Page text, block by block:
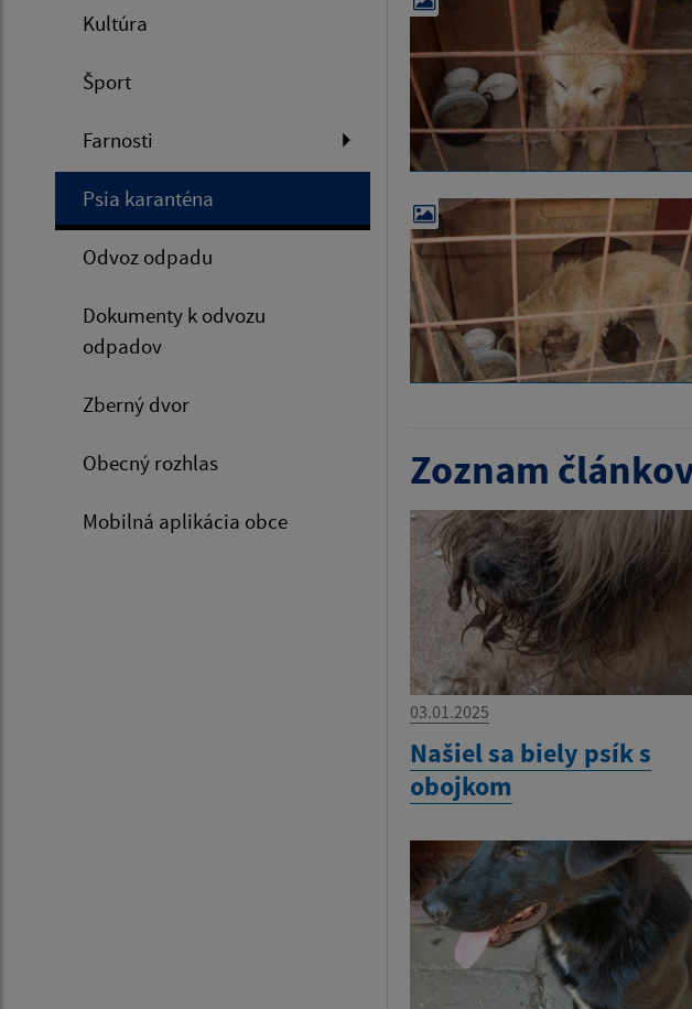
Kultúra
Šport
Farnosti
Psia karanténa
Odvoz odpadu
Dokumenty k odvozu
odpadov
Zberný dvor
Obecný rozhlas
Mobilná aplikácia obce
Zoznam
03.01.2025
Našiel sa biely psík s
obojkom